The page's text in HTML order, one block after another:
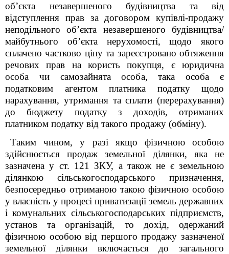
об’єкта незавершеного будівництва та від
відступлення прав за договором купівлі-продажу
неподільного об’єкта незавершеного будівництва/
майбутнього об’єкта нерухомості, щодо якого
сплачено частково ціну та зареєстровано обтяження
речових прав на користь покупця, є юридична
особа чи самозайнята особа, така особа є
податковим агентом платника податку щодо
нарахування, утримання та сплати (перерахування)
до бюджету податку з доходів, отриманих
платником податку від такого продажу (обміну).
Таким чином,у разі якщо фізичною особою
здійснюється продаж земельної ділянки, яка не
зазначена у ст. 121 ЗКУ, а також не є земельною
ділянкою
сільськогосподарського призначення,
безпосередньо отриманою такою фізичною особою
у власність у процесі приватизації земель державних
і комунальних сільськогосподарських підприємств,
установ та організацій, то дохід, одержаний
фізичною особою від першого продажу зазначеної
земельної ділянки включається до загального